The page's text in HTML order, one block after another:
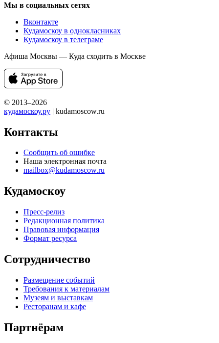
Мы в социальных сетях
Вконтакте
Кудамоскоу в однокласниках
Кудамоскоу в телеграме
Афиша Москвы — Куда сходить в Москве
© 2013–2026
кудамоскоу.ру | kudamoscow.ru
Контакты
Сообщить об ошибке
Наша электронная почта
mailbox@kudamoscow.ru
Кудамоскоу
Пресс-релиз
Редакционная политика
Правовая информация
Формат ресурса
Сотрудничество
Размещение событий
Требования к материалам
Музеям и выставкам
Ресторанам и кафе
Партнёрам